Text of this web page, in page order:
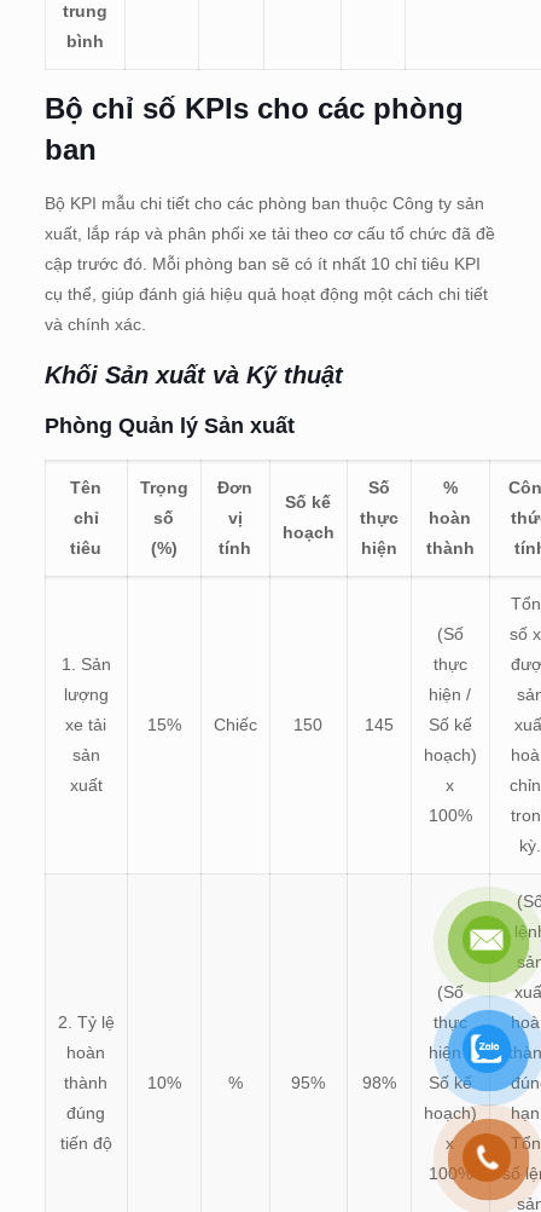
trung
bình
Bộ chỉ số KPIs cho các phòng
ban
Bộ KPI mẫu chi tiết cho các phòng ban thuộc Công ty sản
xuất, lắp ráp và phân phối xe tải theo cơ cấu tổ chức đã đề
cập trước đó. Mỗi phòng ban sẽ có ít nhất 10 chỉ tiêu KPI
cụ thể, giúp đánh giá hiệu quả hoạt động một cách chi tiết
và chính xác.
Khối Sản xuất và Kỹ thuật
Phòng Quản lý Sản xuất
Tên
chỉ
tiêu
Trọng
số
(%)
Đơn
vị
tính
Số kế
hoạch
Số
thực
hiện
%
hoàn
thành
1. Sản
lượng
xe tải
sản
xuất
15% Chiếc 150 145
(Số
thực
hiện /
Số kế
hoạch)
x
100%
số
kỳ.
2. Tỷ lệ
hoàn
thành
đúng
tiến độ
10% % 95% 98%
(Số
thực
hiện /
Số kế
hoạch)
x
100%
số